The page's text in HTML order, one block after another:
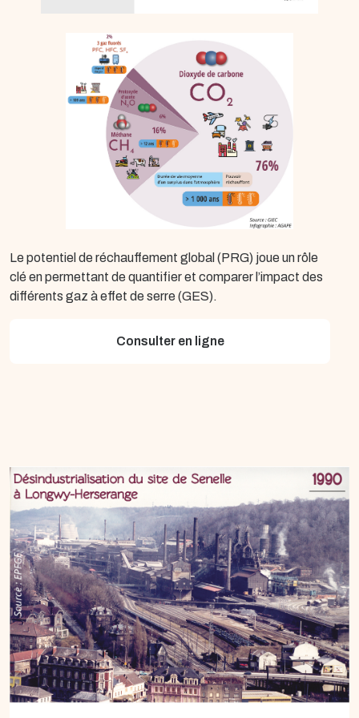
Le potentiel de réchauffement global (PRG) joue un rôle
clé en permettant de quantifier et comparer l’impact des
différents gaz à effet de serre (GES).
Consulter en ligne